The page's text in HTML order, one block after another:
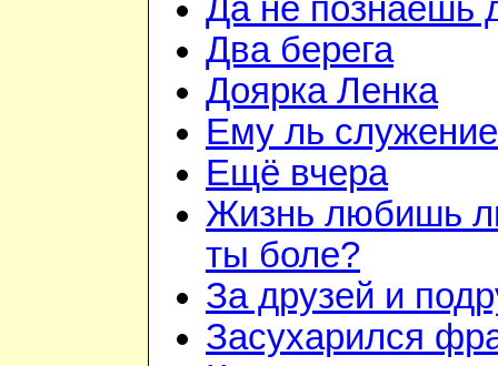
Да не познаешь
Два берега
Доярка Ленка
Ему ль
Ещё вчера
Жизнь любишь
ты боле?
За друзей и
Засухарился